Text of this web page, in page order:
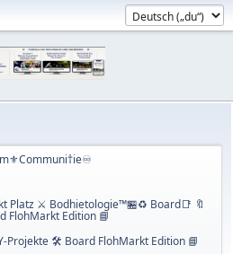
Platz ⚔ Bodhietologie™🏪♻️ Board📑 🔖
FlohMarkt Edition 📘
Projekte 🛠️ Board FlohMarkt Edition 📘